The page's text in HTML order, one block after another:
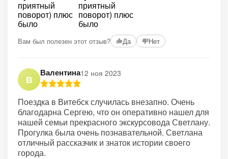
Вам был полезен этот отзыв? Да Нет
В
Валентина12 ноя 2023
Поездка в Витебск случилась внезапно. Очень
благодарна Сергею, что он оперативно нашел для
нашей семьи прекрасного экскурсовода Светлану.
Прогулка была очень познавательной. Светлана
отличный рассказчик и знаток истории своего
города.